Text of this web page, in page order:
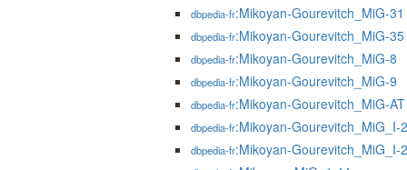
dbpedia-fr:Mikoyan-Gourevitch_MiG-31
dbpedia-fr:Mikoyan-Gourevitch_MiG-35
dbpedia-fr:Mikoyan-Gourevitch_MiG-8
dbpedia-fr:Mikoyan-Gourevitch_MiG-9
dbpedia-fr:Mikoyan-Gourevitch_MiG-AT
dbpedia-fr:Mikoyan-Gourevitch_MiG_I-
dbpedia-fr:Mikoyan-Gourevitch_MiG_I-